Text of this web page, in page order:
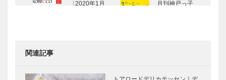
〈2020年1月
月刊神戸っ子
稿｜テアト
関連記事